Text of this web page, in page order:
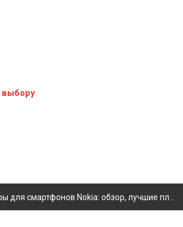
выбору
для смартфонов Nokia: обзор, лучшие платформы и советы по выбору